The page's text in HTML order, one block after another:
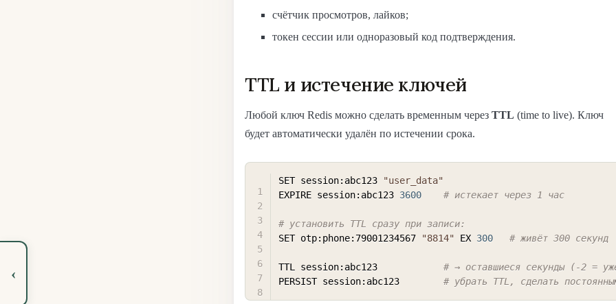
‹
счётчик просмотров, лайков;
токен сессии или одноразовый код подтверждения.
TTL и истечение ключей
Любой ключ Redis можно сделать временным через TTL (time to live). Ключ
будет автоматически удалён по истечении срока.
SET session:abc123
"user_data"
EXPIRE session:abc123 3600 # истекает через 1 час
# установить TTL сразу при записи:
SET otp:phone:79001234567
"8814" EX 300 # живёт 300 секунд
TTL session:abc123 # → оставшиеся секунды (-2 =
PERSIST session:abc123 # убрать TTL, сделать